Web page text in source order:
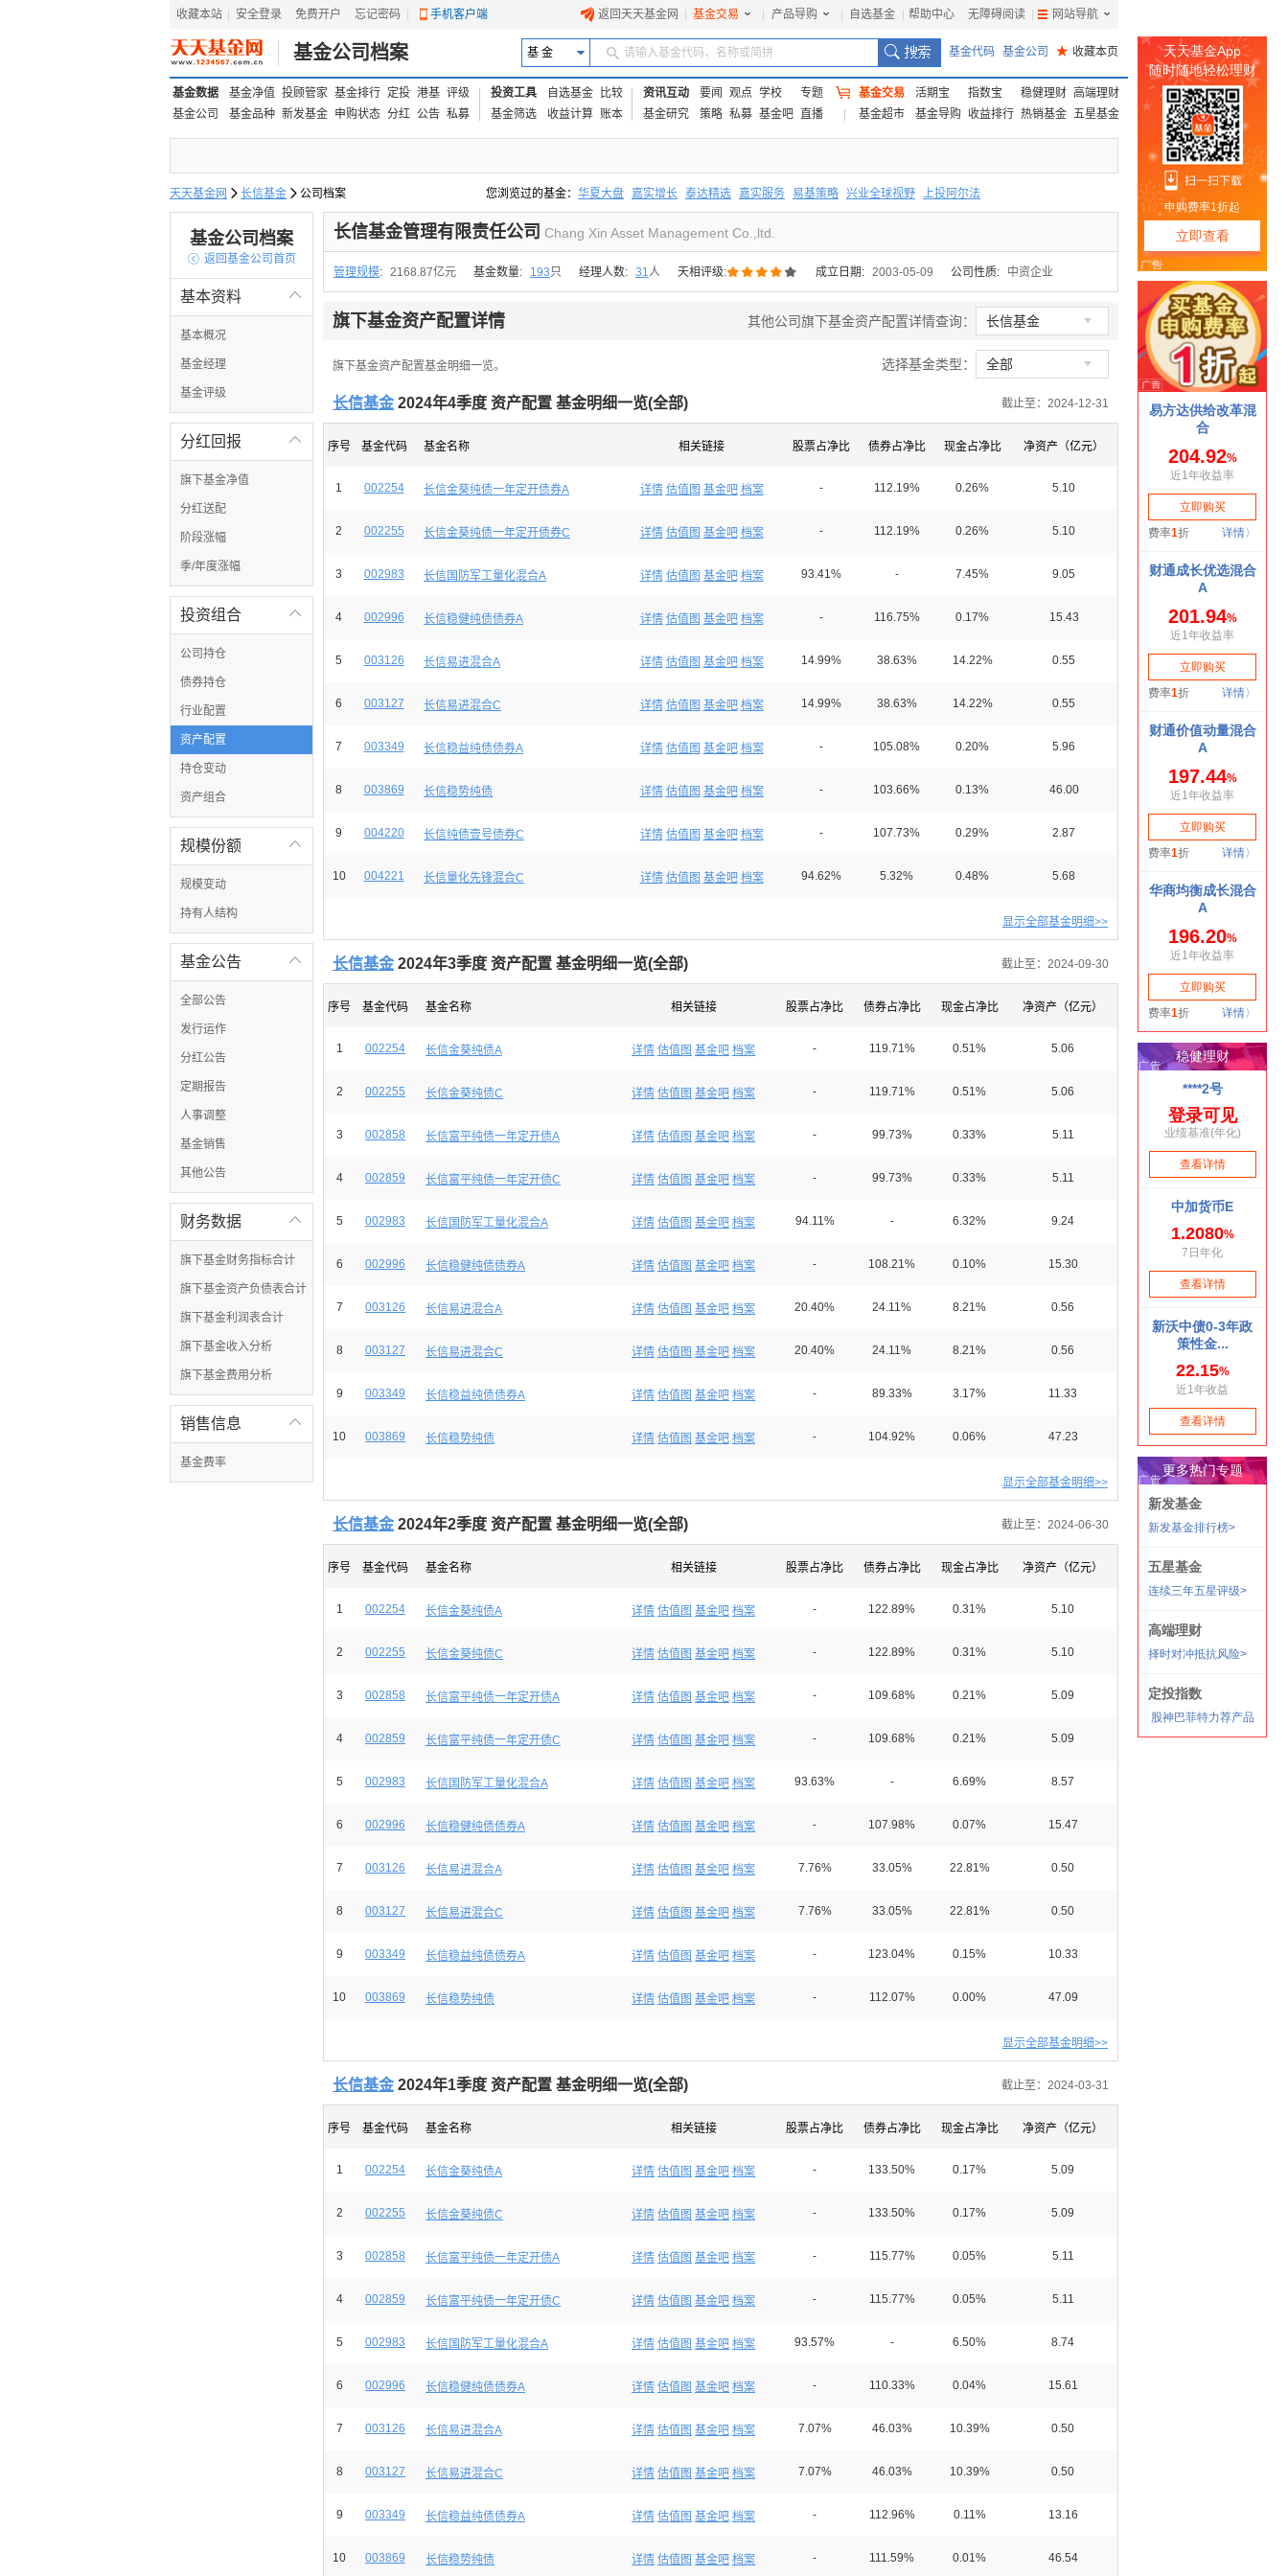
收藏本站 安全登录 免费开户 忘记密码 手机客户端 返回天天基金网 基金交易 产品导购 自选基金 帮助中心 无障碍阅读 网站导航
基金公司档案 基 金 请输入基金代码、名称或简拼 基金代码 基金公司 ★ 收藏本页
基金数据 基金净值 投顾管家 基金排行 定投 港基 评级
基金公司
基金品种 新发基金 申购状态 分红 公告 私募
投资工具 自选基金
比较
基金筛选
收益计算 账本
资讯互动 要闻 观点 学校
专题
基金研究
策略 私募 基金吧 直播
基金交易 活期宝 指数宝 稳健理财 高端理财
基金超市
基金导购 收益排行 热销基金 五星基金
天天基金网  长信基金  公司档案 您浏览过的基金： 华夏大盘 嘉实增长 泰达精选 嘉实服务 易基策略 兴业全球视野 上投阿尔法
易方达上证中盘ETF联接A
基金公司档案
 返回基金公司首页

基本资料
基本概况
基金经理
基金评级

分红回报
旗下基金净值
分红送配
阶段涨幅
季/年度涨幅

投资组合
公司持仓
债券持仓
行业配置
资产配置
持仓变动
资产组合

规模份额
规模变动
持有人结构

基金公告
全部公告
发行运作
分红公告
定期报告
人事调整
基金销售
其他公告

财务数据
旗下基金财务指标合计
旗下基金资产负债表合计
旗下基金利润表合计
旗下基金收入分析
旗下基金费用分析

销售信息
基金费率
长信基金管理有限责任公司 Chang Xin Asset Management Co.,ltd.
管理规模: 2168.87亿元 基金数量: 193只 经理人数: 31人 天相评级: 成立日期: 2003-05-09 公司性质: 中资企业
旗下基金资产配置详情 其他公司旗下基金资产配置详情查询： 长信基金 
旗下基金资产配置基金明细一览。 全部 
选择基金类型：
长信基金 2024年4季度 资产配置 基金明细一览(全部) 截止至：2024-12-31
序号 基金代码 基金名称 相关链接 股票占净比 债券占净比 现金占净比 净资产（亿元）
1 002254 长信金葵纯债一年定开债券A 详情 估值图 基金吧 档案 - 112.19% 0.26% 5.10
2 002255 长信金葵纯债一年定开债券C 详情 估值图 基金吧 档案 - 112.19% 0.26% 5.10
3 002983 长信国防军工量化混合A 详情 估值图 基金吧 档案 93.41% - 7.45% 9.05
4 002996 长信稳健纯债债券A 详情 估值图 基金吧 档案 - 116.75% 0.17% 15.43
5 003126 长信易进混合A 详情 估值图 基金吧 档案 14.99% 38.63% 14.22% 0.55
6 003127 长信易进混合C 详情 估值图 基金吧 档案 14.99% 38.63% 14.22% 0.55
7 003349 长信稳益纯债债券A 详情 估值图 基金吧 档案 - 105.08% 0.20% 5.96
8 003869 长信稳势纯债 详情 估值图 基金吧 档案 - 103.66% 0.13% 46.00
9 004220 长信纯债壹号债券C 详情 估值图 基金吧 档案 - 107.73% 0.29% 2.87
10 004221 长信量化先锋混合C 详情 估值图 基金吧 档案 94.62% 5.32% 0.48% 5.68
显示全部基金明细>>
长信基金 2024年3季度 资产配置 基金明细一览(全部) 截止至：2024-09-30
序号 基金代码 基金名称 相关链接 股票占净比 债券占净比 现金占净比 净资产（亿元）
1 002254 长信金葵纯债A 详情 估值图 基金吧 档案 - 119.71% 0.51% 5.06
2 002255 长信金葵纯债C 详情 估值图 基金吧 档案 - 119.71% 0.51% 5.06
3 002858 长信富平纯债一年定开债A 详情 估值图 基金吧 档案 - 99.73% 0.33% 5.11
4 002859 长信富平纯债一年定开债C 详情 估值图 基金吧 档案 - 99.73% 0.33% 5.11
5 002983 长信国防军工量化混合A 详情 估值图 基金吧 档案 94.11% - 6.32% 9.24
6 002996 长信稳健纯债债券A 详情 估值图 基金吧 档案 - 108.21% 0.10% 15.30
7 003126 长信易进混合A 详情 估值图 基金吧 档案 20.40% 24.11% 8.21% 0.56
8 003127 长信易进混合C 详情 估值图 基金吧 档案 20.40% 24.11% 8.21% 0.56
9 003349 长信稳益纯债债券A 详情 估值图 基金吧 档案 - 89.33% 3.17% 11.33
10 003869 长信稳势纯债 详情 估值图 基金吧 档案 - 104.92% 0.06% 47.23
显示全部基金明细>>
长信基金 2024年2季度 资产配置 基金明细一览(全部) 截止至：2024-06-30
序号 基金代码 基金名称 相关链接 股票占净比 债券占净比 现金占净比 净资产（亿元）
1 002254 长信金葵纯债A 详情 估值图 基金吧 档案 - 122.89% 0.31% 5.10
2 002255 长信金葵纯债C 详情 估值图 基金吧 档案 - 122.89% 0.31% 5.10
3 002858 长信富平纯债一年定开债A 详情 估值图 基金吧 档案 - 109.68% 0.21% 5.09
4 002859 长信富平纯债一年定开债C 详情 估值图 基金吧 档案 - 109.68% 0.21% 5.09
5 002983 长信国防军工量化混合A 详情 估值图 基金吧 档案 93.63% - 6.69% 8.57
6 002996 长信稳健纯债债券A 详情 估值图 基金吧 档案 - 107.98% 0.07% 15.47
7 003126 长信易进混合A 详情 估值图 基金吧 档案 7.76% 33.05% 22.81% 0.50
8 003127 长信易进混合C 详情 估值图 基金吧 档案 7.76% 33.05% 22.81% 0.50
9 003349 长信稳益纯债债券A 详情 估值图 基金吧 档案 - 123.04% 0.15% 10.33
10 003869 长信稳势纯债 详情 估值图 基金吧 档案 - 112.07% 0.00% 47.09
显示全部基金明细>>
长信基金 2024年1季度 资产配置 基金明细一览(全部) 截止至：2024-03-31
序号 基金代码 基金名称 相关链接 股票占净比 债券占净比 现金占净比 净资产（亿元）
1 002254 长信金葵纯债A 详情 估值图 基金吧 档案 - 133.50% 0.17% 5.09
2 002255 长信金葵纯债C 详情 估值图 基金吧 档案 - 133.50% 0.17% 5.09
3 002858 长信富平纯债一年定开债A 详情 估值图 基金吧 档案 - 115.77% 0.05% 5.11
4 002859 长信富平纯债一年定开债C 详情 估值图 基金吧 档案 - 115.77% 0.05% 5.11
5 002983 长信国防军工量化混合A 详情 估值图 基金吧 档案 93.57% - 6.50% 8.74
6 002996 长信稳健纯债债券A 详情 估值图 基金吧 档案 - 110.33% 0.04% 15.61
7 003126 长信易进混合A 详情 估值图 基金吧 档案 7.07% 46.03% 10.39% 0.50
8 003127 长信易进混合C 详情 估值图 基金吧 档案 7.07% 46.03% 10.39% 0.50
9 003349 长信稳益纯债债券A 详情 估值图 基金吧 档案 - 112.96% 0.11% 13.16
10 003869 长信稳势纯债 详情 估值图 基金吧 档案 - 111.59% 0.01% 46.54